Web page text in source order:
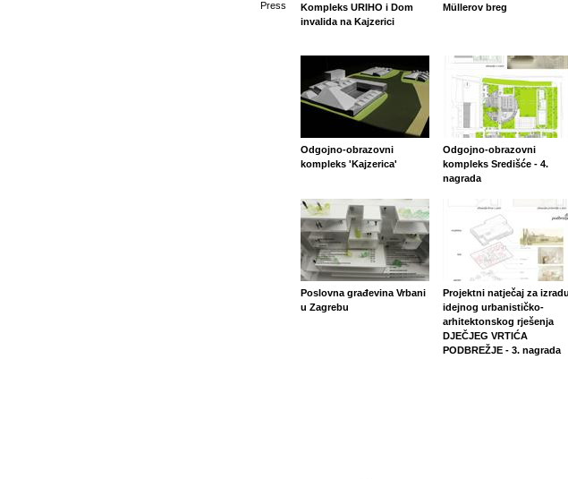
Press
Kompleks URIHO i Dom
invalida na Kajzerici
Müllerov breg
Odgojno-obrazovni
kompleks 'Kajzerica'
Odgojno-obrazovni
kompleks Središće - 4.
nagrada
Poslovna građevina Vrbani
u Zagrebu
Projektni natječaj za izradu
idejnog urbanističko-
arhitektonskog rješenja
DJEČJEG VRTIĆA
PODBREŽJE - 3. nagrada